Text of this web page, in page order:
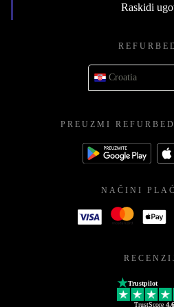
Raskidi
Croatia
PREUZMI
NAČINI
Trustpilot
TrustScore 4.6